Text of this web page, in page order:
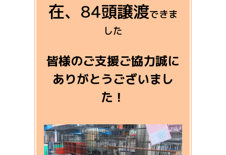
在、84頭譲渡できま
した
皆様のご支援ご協力誠に
ありがとうございまし
た！